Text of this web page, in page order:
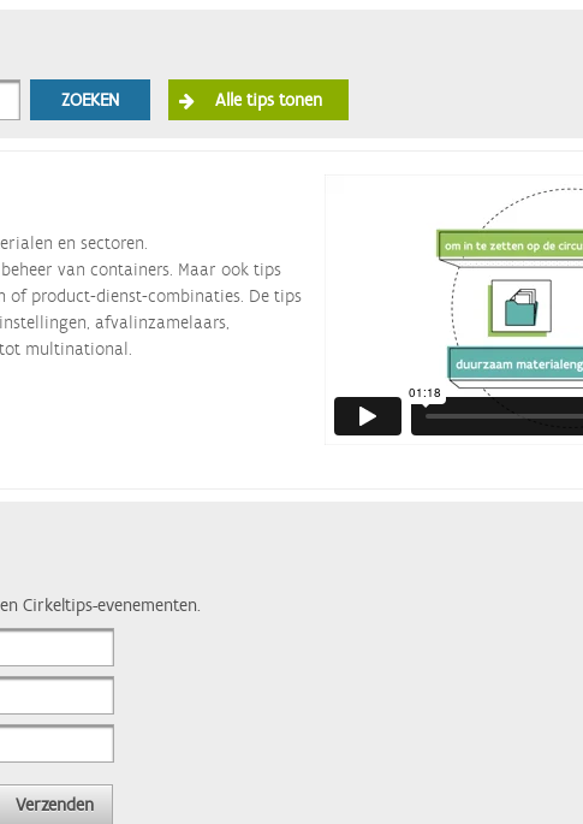
ZOEKEN Alle tips tonen
en sectoren.
van containers. Maar ook tips
of product-dienst-combinaties. De tips
afvalinzamelaars,
multinational.
Cirkeltips-evenementen.
Verzenden